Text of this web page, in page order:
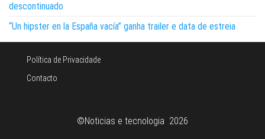
descontinuado
“Un hipster en la España vacía” ganha trailer e data de estreia
Política de Privacidade
Contacto
©Noticias e tecnologia 2026